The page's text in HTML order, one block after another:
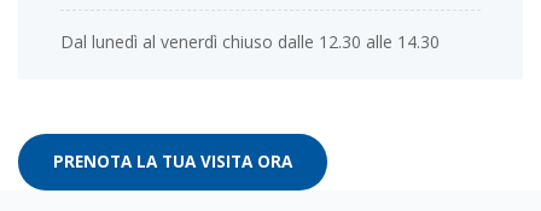
Dal lunedì al venerdì chiuso dalle 12.30 alle 14.30
PRENOTA LA TUA VISITA ORA